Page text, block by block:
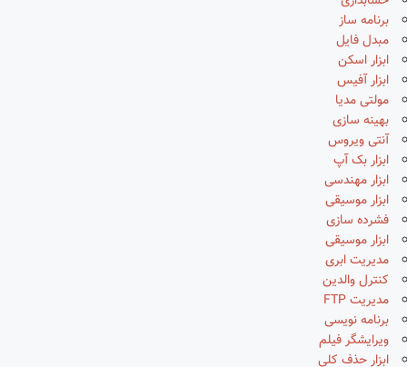
برنامه ساز
مبدل فایل
ابزار اسکن
ابزار آفیس
مولتی مدیا
بهینه سازی
آنتی ویروس
ابزار بک آپ
ابزار مهندسی
ابزار موسیقی
فشرده سازی
ابزار موسیقی
مدیریت ابری
کنترل والدین
مدیریت FTP
برنامه نویسی
ویرایشگر فیلم
ابزار حذف کلی